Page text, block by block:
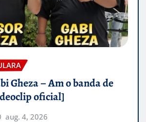
Gheza – Am o banda de
oficial]
aug. 4, 2026